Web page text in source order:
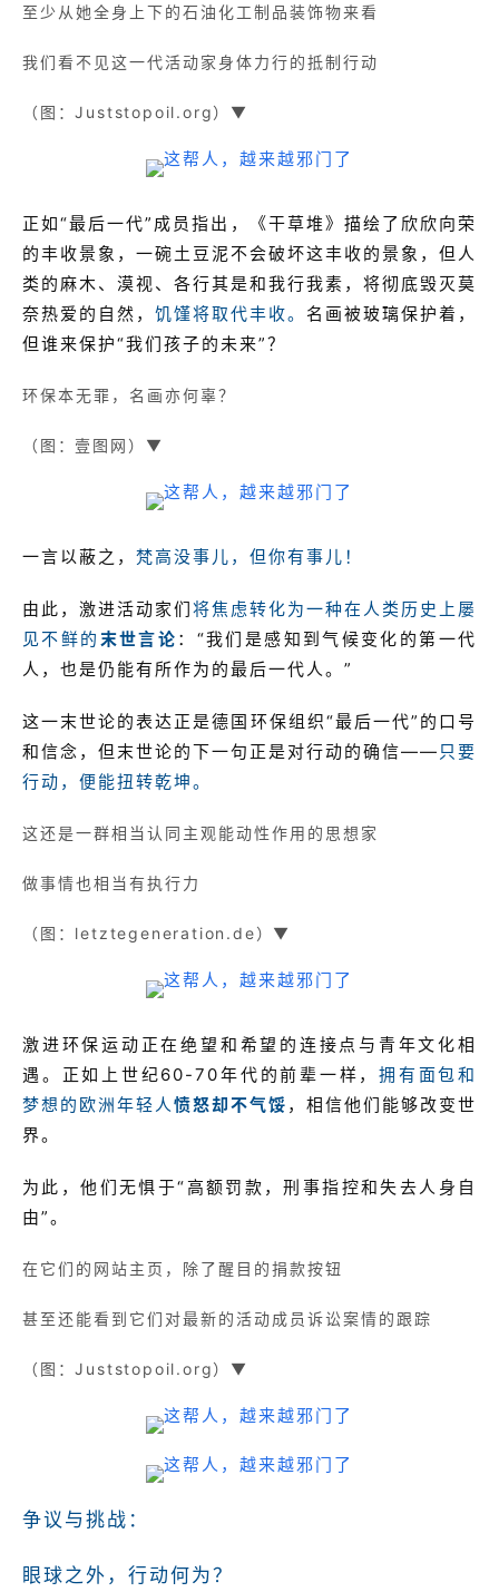
至少从她全身上下的石油化工制品装饰物来看
我们看不见这一代活动家身体力行的抵制行动
（图：Juststopoil.org）▼
正如“最后一代”成员指出，《干草堆》描绘了欣欣向荣
的丰收景象，一碗土豆泥不会破坏这丰收的景象，但人
类的麻木、漠视、各行其是和我行我素，将彻底毁灭莫
奈热爱的自然， 饥馑将取代丰收。 名画被玻璃保护着，
但谁来保护“我们孩子的未来”？
环保本无罪，名画亦何辜？
（图：壹图网）▼
一言以蔽之， 梵高没事儿，但你有事儿！
由此，激进活动家们将焦虑转化为一种在人类历史上屡
见不鲜的 末世言论 ：“我们是感知到气候变化的第一代
人，也是仍能有所作为的最后一代人。”
这一末世论的表达正是德国环保组织“最后一代”的口号
和信念，但末世论的下一句正是对行动的确信—— 只要
行动，便能扭转乾坤。
这还是一群相当认同主观能动性作用的思想家
做事情也相当有执行力
（图：letztegeneration.de）▼
激进环保运动正在绝望和希望的连接点与青年文化相
遇。正如上世纪60-70年代的前辈一样， 拥有面包和
梦想的欧洲年轻人 愤怒却不气馁 ，相信他们能够改变世
界。
为此，他们无惧于“高额罚款，刑事指控和失去人身自
由”。
在它们的网站主页，除了醒目的捐款按钮
甚至还能看到它们对最新的活动成员诉讼案情的跟踪
（图：Juststopoil.org）▼
争议与挑战：
眼球之外，行动何为？